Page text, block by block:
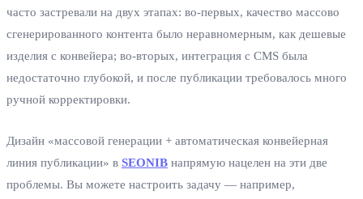
часто застревали на двух этапах: во-первых, качество массово
сгенерированного контента было неравномерным, как дешевые
изделия с конвейера; во-вторых, интеграция с CMS была
недостаточно глубокой, и после публикации требовалось много
ручной корректировки.
Дизайн «массовой генерации + автоматическая конвейерная
линия публикации» в SEONIB напрямую нацелен на эти две
проблемы. Вы можете настроить задачу — например,